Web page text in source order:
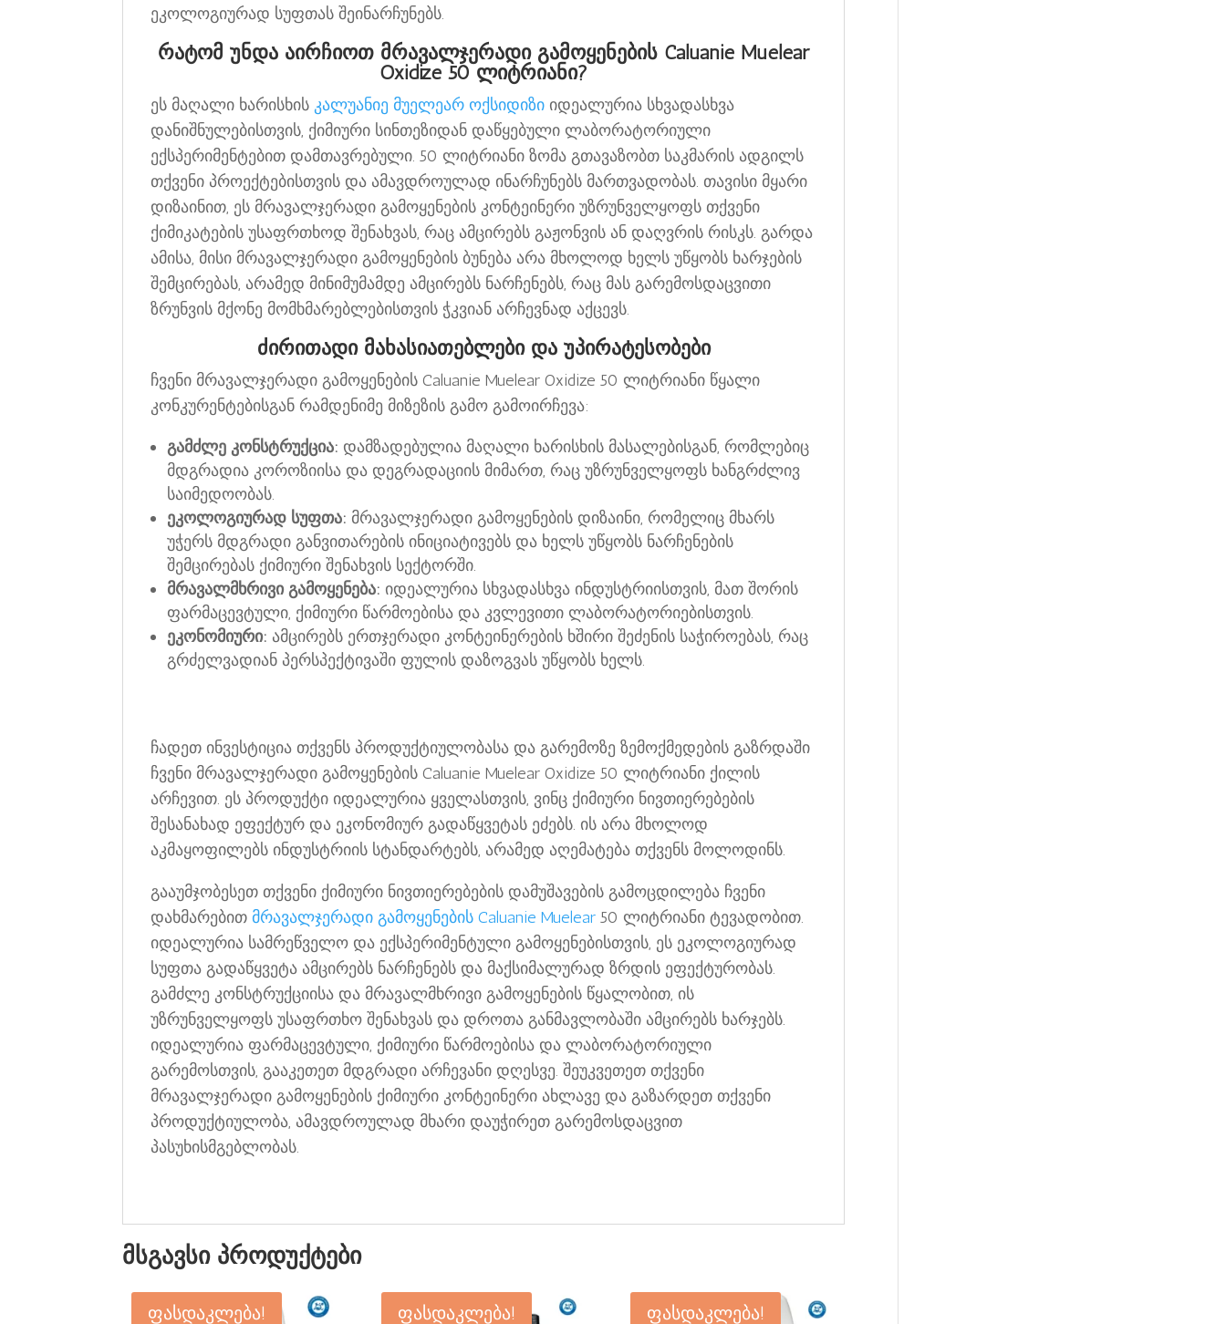
ეკოლოგიურად სუფთას შეინარჩუნებს.
რატომ უნდა აირჩიოთ მრავალჯერადი გამოყენების Caluanie Muelear
Oxidize 50 ლიტრიანი?
ეს მაღალი ხარისხისკალუანიე მუელეარ ოქსიდიზი იდეალურია სხვადასხვა
დანიშნულებისთვის, ქიმიური სინთეზიდან დაწყებული ლაბორატორიული
ექსპერიმენტებით დამთავრებული. 50 ლიტრიანი ზომა გთავაზობთ საკმარის ადგილს
თქვენი პროექტებისთვის და ამავდროულად ინარჩუნებს მართვადობას. თავისი მყარი
დიზაინით, ეს მრავალჯერადი გამოყენების კონტეინერი უზრუნველყოფს თქვენი
ქიმიკატების უსაფრთხოდ შენახვას, რაც ამცირებს გაჟონვის ან დაღვრის რისკს. გარდა
ამისა, მისი მრავალჯერადი გამოყენების ბუნება არა მხოლოდ ხელს უწყობს ხარჯების
შემცირებას, არამედ მინიმუმამდე ამცირებს ნარჩენებს, რაც მას გარემოსდაცვითი
ზრუნვის მქონე მომხმარებლებისთვის ჭკვიან არჩევნად აქცევს.
ძირითადი მახასიათებლები და უპირატესობები
ჩვენი მრავალჯერადი გამოყენების Caluanie Muelear Oxidize 50 ლიტრიანი წყალი
კონკურენტებისგან რამდენიმე მიზეზის გამო გამოირჩევა:
გამძლე კონსტრუქცია: დამზადებულია მაღალი ხარისხის მასალებისგან, რომლებიც
მდგრადია კოროზიისა და დეგრადაციის მიმართ, რაც უზრუნველყოფს ხანგრძლივ
საიმედოობას.
ეკოლოგიურად სუფთა: მრავალჯერადი გამოყენების დიზაინი, რომელიც მხარს
უჭერს მდგრადი განვითარების ინიციატივებს და ხელს უწყობს ნარჩენების
შემცირებას ქიმიური შენახვის სექტორში.
მრავალმხრივი გამოყენება: იდეალურია სხვადასხვა ინდუსტრიისთვის, მათ შორის
ფარმაცევტული, ქიმიური წარმოებისა და კვლევითი ლაბორატორიებისთვის.
ეკონომიური: ამცირებს ერთჯერადი კონტეინერების ხშირი შეძენის საჭიროებას, რაც
გრძელვადიან პერსპექტივაში ფულის დაზოგვას უწყობს ხელს.
ჩადეთ ინვესტიცია თქვენს პროდუქტიულობასა და გარემოზე ზემოქმედების გაზრდაში
ჩვენი მრავალჯერადი გამოყენების Caluanie Muelear Oxidize 50 ლიტრიანი ქილის
არჩევით. ეს პროდუქტი იდეალურია ყველასთვის, ვინც ქიმიური ნივთიერებების
შესანახად ეფექტურ და ეკონომიურ გადაწყვეტას ეძებს. ის არა მხოლოდ
აკმაყოფილებს ინდუსტრიის სტანდარტებს, არამედ აღემატება თქვენს მოლოდინს.
გააუმჯობესეთ თქვენი ქიმიური ნივთიერებების დამუშავების გამოცდილება ჩვენი
დახმარებით მრავალჯერადი გამოყენების Caluanie Muelear 50 ლიტრიანი ტევადობით.
იდეალურია სამრეწველო და ექსპერიმენტული გამოყენებისთვის, ეს ეკოლოგიურად
სუფთა გადაწყვეტა ამცირებს ნარჩენებს და მაქსიმალურად ზრდის ეფექტურობას.
გამძლე კონსტრუქციისა და მრავალმხრივი გამოყენების წყალობით, ის
უზრუნველყოფს უსაფრთხო შენახვას და დროთა განმავლობაში ამცირებს ხარჯებს.
იდეალურია ფარმაცევტული, ქიმიური წარმოებისა და ლაბორატორიული
გარემოსთვის, გააკეთეთ მდგრადი არჩევანი დღესვე. შეუკვეთეთ თქვენი
მრავალჯერადი გამოყენების ქიმიური კონტეინერი ახლავე და გაზარდეთ თქვენი
პროდუქტიულობა, ამავდროულად მხარი დაუჭირეთ გარემოსდაცვით
პასუხისმგებლობას.
მსგავსი პროდუქტები
ფასდაკლება! ფასდაკლება! ფასდაკლება!